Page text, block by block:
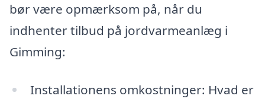
bør være opmærksom på, når du
indhenter tilbud på jordvarmeanlæg i
Gimming:
Installationens omkostninger: Hvad er